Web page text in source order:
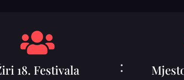
18. Festivala :